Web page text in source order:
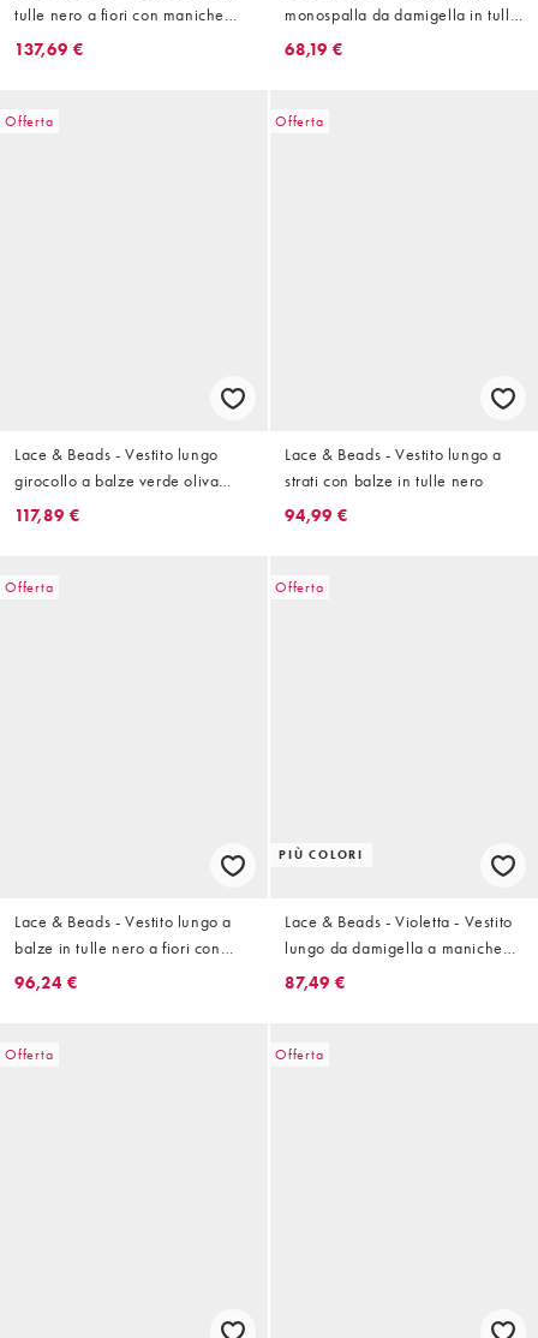
tulle nero a fiori con maniche
con volant e profondo scollo a V
137,69 €
monospalla da damigella in tulle
a fiori nero
68,19 €
Offerta
Lace & Beads - Vestito lungo
girocollo a balze verde oliva
intenso con maniche trasparenti
117,89 €
Offerta
Lace & Beads - Vestito lungo a
strati con balze in tulle nero
94,99 €
Offerta
Lace & Beads - Vestito lungo a
balze in tulle nero a fiori con
spalle con fiocco
96,24 €
Offerta
PIÙ COLORI
Lace & Beads - Violetta - Vestito
lungo da damigella a maniche
lunghe nero a fiori
87,49 €
Offerta Offerta